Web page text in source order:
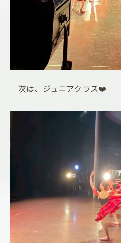
次は、ジュニアクラス❤️